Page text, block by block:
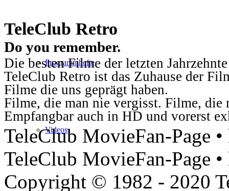
Programmhefte
Videos
TeleClub Retro
Do you remember.
Die besten Filme der letzten
TeleClub Retro ist das Zuhause der
Filme die uns geprägt haben.
Filme, die man nie vergisst. Filme, die
Empfangbar auch in HD und vorerst
TeleClub MovieFan-Page
TeleClub MovieFan-Page
Copyright © 1982 - 2020